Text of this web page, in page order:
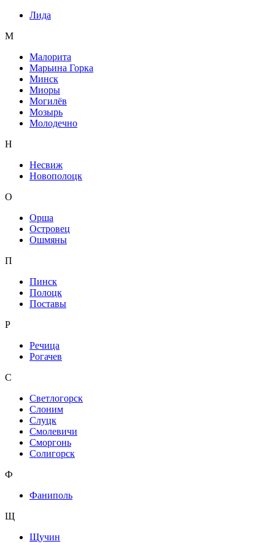
Лида
М
Малорита
Марьина Горка
Минск
Миоры
Могилёв
Мозырь
Молодечно
Н
Несвиж
Новополоцк
О
Орша
Островец
Ошмяны
П
Пинск
Полоцк
Поставы
Р
Речица
Рогачев
С
Светлогорск
Слоним
Слуцк
Смолевичи
Сморгонь
Солигорск
Ф
Фаниполь
Щ
Щучин